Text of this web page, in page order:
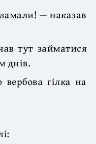
— наказав
тут займатися
днів.
гілка на